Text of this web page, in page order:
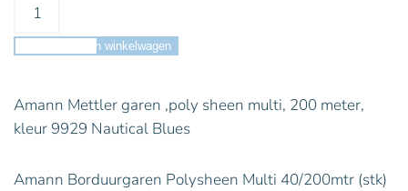
Toevoegen aan winkelwagen
Amann Mettler garen ,poly sheen multi, 200 meter,
kleur 9929 Nautical Blues
Amann Borduurgaren Polysheen Multi 40/200mtr (stk)